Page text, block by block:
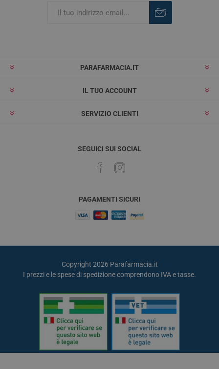
PARAFARMACIA.IT
IL TUO ACCOUNT
SERVIZIO CLIENTI
SEGUICI SUI SOCIAL
PAGAMENTI SICURI
Copyright 2026 Parafarmacia.it
I prezzi e le spese di spedizione comprendono IVA e tasse.